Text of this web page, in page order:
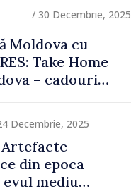
/ 30 Decembrie, 2025
Moldova cu
Take Home
Decembrie, 2025
din epoca
evul mediu